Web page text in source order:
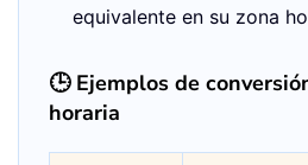
equivalente en su zona
🕒 Ejemplos de
horaria